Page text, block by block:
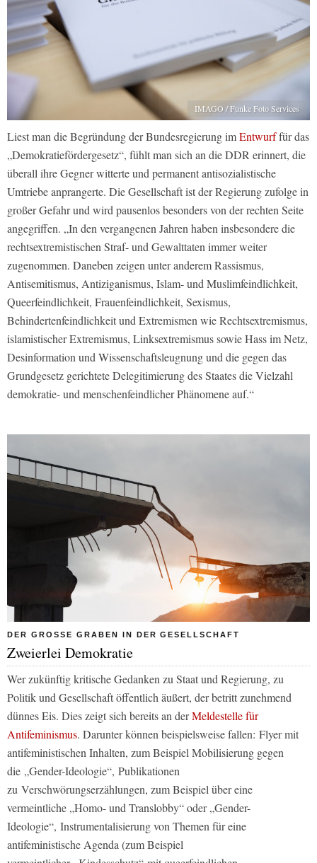
IMAGO / Funke Foto Services
Liest man die Begründung der Bundesregierung imEntwurffür das
„Demokratiefördergesetz“, fühlt man sich an die DDR erinnert, die
überall ihre Gegner witterte und permanent antisozialistische
Umtriebe anprangerte. Die Gesellschaft ist der Regierung zufolge in
großer Gefahr und wird pausenlos besonders von der rechten Seite
angegriffen. „In den vergangenen Jahren haben insbesondere die
rechtsextremistischen Straf- und Gewalttaten immer weiter
zugenommen. Daneben zeigen unter anderem Rassismus,
Antisemitismus, Antiziganismus, Islam- und Muslimfeindlichkeit,
Queerfeindlichkeit, Frauenfeindlichkeit, Sexismus,
Behindertenfeindlichkeit und Extremismen wie Rechtsextremismus,
islamistischer Extremismus, Linksextremismus sowie Hass im Netz,
Desinformation und Wissenschaftsleugnung und die gegen das
Grundgesetz gerichtete Delegitimierung des Staates die Vielzahl
demokratie- und menschenfeindlicher Phänomene auf.“
DER GROSSE GRABEN IN DER GESELLSCHAFT
Zweierlei Demokratie
Wer zukünftig kritische Gedanken zu Staat und Regierung, zu
Politik und Gesellschaft öffentlich äußert, der betritt zunehmend
dünnes Eis. Dies zeigt sich bereits an derMeldestelle für
Antifeminismus. Darunter können beispielsweise fallen: Flyer mit
antifeministischen Inhalten, zum Beispiel Mobilisierung gegen
die „Gender-Ideologie“, Publikationen
zu Verschwörungserzählungen, zum Beispiel über eine
vermeintliche „Homo- und Translobby“ oder „Gender-
Ideologie“, Instrumentalisierung von Themen für eine
antifeministische Agenda (zum Beispiel